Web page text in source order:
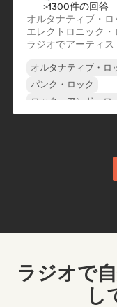
>1300件の回答
オルタナティブ・ロ
エレクトロニック・
ラジオでアーティ
オルタナティブ・ロ
パンク・ロック
ロック・アンド・ロ
ラジオで
し